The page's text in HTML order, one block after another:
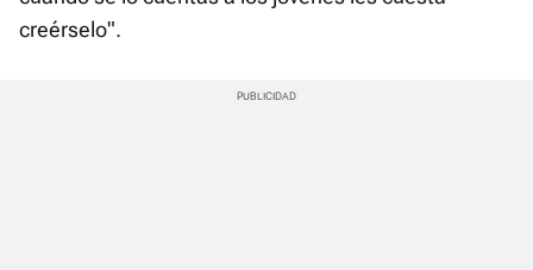
creérselo".